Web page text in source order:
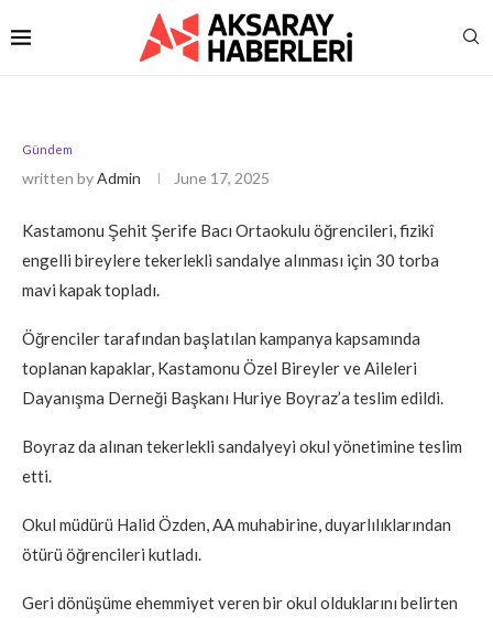
Gündem
written byAdmin June 17, 2025
Kastamonu Şehit Şerife Bacı Ortaokulu öğrencileri, fizikî
engelli bireylere tekerlekli sandalye alınması için 30 torba
mavi kapak topladı.
Öğrenciler tarafından başlatılan kampanya kapsamında
toplanan kapaklar, Kastamonu Özel Bireyler ve Aileleri
Dayanışma Derneği Başkanı Huriye Boyraz’a teslim edildi.
Boyraz da alınan tekerlekli sandalyeyi okul yönetimine teslim
etti.
Okul müdürü Halid Özden, AA muhabirine, duyarlılıklarından
ötürü öğrencileri kutladı.
Geri dönüşüme ehemmiyet veren bir okul olduklarını belirten